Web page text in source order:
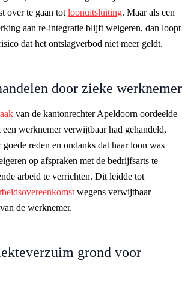
over te gaan tot loonuitsluiting. Maar als een
aan re-integratie blijft weigeren, dan loopt
dat het ontslagverbod niet meer geldt.
door zieke werknemer
van de kantonrechter Apeldoorn oordeelde
een werknemer verwijtbaar had gehandeld,
reden en ondanks dat haar loon was
op afspraken met de bedrijfsarts te
arbeid te verrichten. Dit leidde tot
wegens verwijtbaar
de werknemer.
grond voor